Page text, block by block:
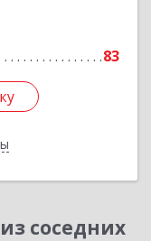
83
Подробнее
соседних